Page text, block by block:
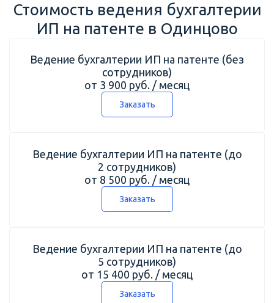
Стоимость ведения бухгалтерии
ИП на патенте в Одинцово
Ведение бухгалтерии ИП на патенте (без
сотрудников)
от 3 900 руб. / месяц
Заказать
Ведение бухгалтерии ИП на патенте (до
2 сотрудников)
от 8 500 руб. / месяц
Заказать
Ведение бухгалтерии ИП на патенте (до
5 сотрудников)
от 15 400 руб. / месяц
Заказать